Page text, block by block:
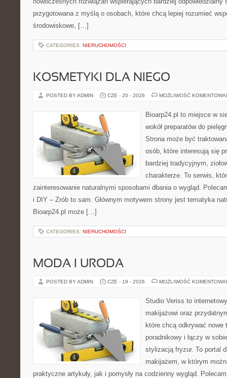
przygotowana z myślą o osobach, które chcą lepiej rozumieć
środowiskowe, […]
CATEGORIES: NIERUCHOMOŚCI
KOSMETYKI DLA NIEGO
POSTED BY ADMIN CZE - 20 - 2026 MOŻLIWOŚĆ
Bioarp24.pl to miejsce w
wokół preparatów do
Strona może być
osób, które interesują się
bardziej tradycyjnym,
charakterze. To serwis,
zainteresowanie naturalnymi sposobami dbania o wygląd.
i DIY – Zrób to sam. Głównym motywem strony jest tematyka
Bioarp24.pl może […]
CATEGORIES: NIERUCHOMOŚCI
MODA I URODA
POSTED BY ADMIN CZE - 19 - 2026 MOŻLIWOŚĆ
Studio Veriss to
makijażowi oraz
które chcą odkrywać nowe
poradnikowy i łączy w
stylizacją fryzur. To portal
makijażem, w którym
praktyczne artykuły, jak i pomysły na codzienny wygląd.